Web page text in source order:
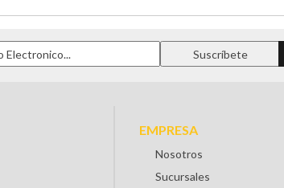
EMPRESA
Nosotros
Sucursales